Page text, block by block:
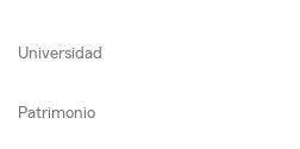
Universidad
Patrimonio